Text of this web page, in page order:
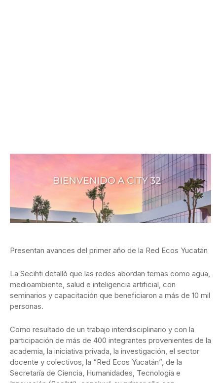
Presentan avances del primer año de la Red Ecos Yucatán
La Secihti detalló que las redes abordan temas como agua,
medioambiente, salud e inteligencia artificial, con
seminarios y capacitación que beneficiaron a más de 10 mil
personas.
Como resultado de un trabajo interdisciplinario y con la
participación de más de 400 integrantes provenientes de la
academia, la iniciativa privada, la investigación, el sector
docente y colectivos, la “Red Ecos Yucatán”, de la
Secretaría de Ciencia, Humanidades, Tecnología e